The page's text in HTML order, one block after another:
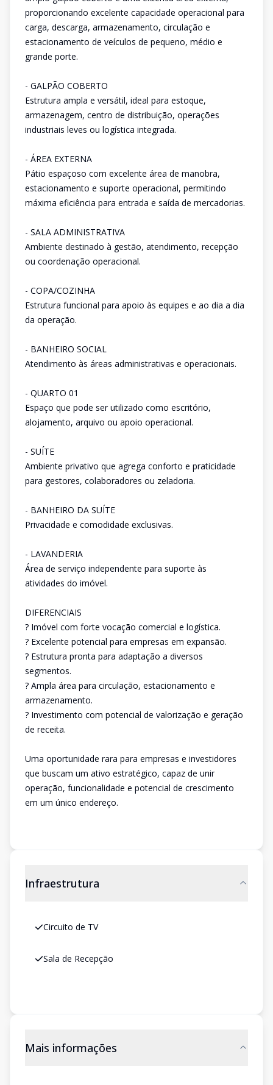
proporcionando excelente capacidade operacional para
carga, descarga, armazenamento, circulação e
estacionamento de veículos de pequeno, médio e
grande porte.
- GALPÃO COBERTO
Estrutura ampla e versátil, ideal para estoque,
armazenagem, centro de distribuição, operações
industriais leves ou logística integrada.
- ÁREA EXTERNA
Pátio espaçoso com excelente área de manobra,
estacionamento e suporte operacional, permitindo
máxima eficiência para entrada e saída de mercadorias.
- SALA ADMINISTRATIVA
Ambiente destinado à gestão, atendimento, recepção
ou coordenação operacional.
- COPA/COZINHA
Estrutura funcional para apoio às equipes e ao dia a dia
da operação.
- BANHEIRO SOCIAL
Atendimento às áreas administrativas e operacionais.
- QUARTO 01
Espaço que pode ser utilizado como escritório,
alojamento, arquivo ou apoio operacional.
- SUÍTE
Ambiente privativo que agrega conforto e praticidade
para gestores, colaboradores ou zeladoria.
- BANHEIRO DA SUÍTE
Privacidade e comodidade exclusivas.
- LAVANDERIA
Área de serviço independente para suporte às
atividades do imóvel.
DIFERENCIAIS
? Imóvel com forte vocação comercial e logística.
? Excelente potencial para empresas em expansão.
? Estrutura pronta para adaptação a diversos
segmentos.
? Ampla área para circulação, estacionamento e
armazenamento.
? Investimento com potencial de valorização e geração
de receita.
Uma oportunidade rara para empresas e investidores
que buscam um ativo estratégico, capaz de unir
operação, funcionalidade e potencial de crescimento
em um único endereço.
Infraestrutura
Circuito de TV
Sala de Recepção
Mais informações